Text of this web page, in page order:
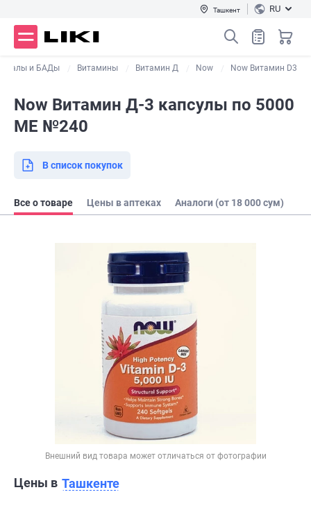
Ташкент RU
и БАДы Витамины Витамин Д Now Now Витамин D3
Now Витамин Д-3 капсулы по 5000
МЕ №240
В список покупок
Все о товаре Цены в аптеках Аналоги (от 18 000 сум)
Внешний вид товара может отличаться от фотографии
Цены в Ташкенте